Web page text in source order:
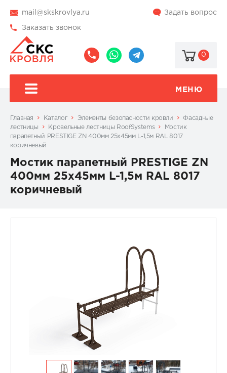
mail@skskrovlya.ru Задать вопрос
Заказать звонок
0
МЕНЮ
Главная Каталог Элементы безопасности кровли
Фасадные
лестницы
Кровельные лестницы RoofSystems
Мостик
парапетный PRESTIGE ZN 400мм 25х45мм L-1,5м RAL 8017
коричневый
Мостик парапетный PRESTIGE ZN
400мм 25х45мм L-1,5м RAL 8017
коричневый